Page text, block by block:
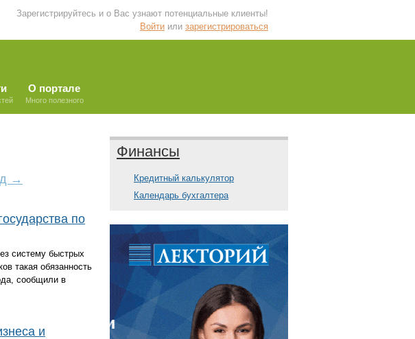
Зарегистрируйтесь и о Вас узнают потенциальные клиенты!
Войти или зарегистрироваться
О портале
Много полезного
→
по
систему быстрых
такая обязанность
сообщили в
и
Финансы
Кредитный калькулятор
Календарь бухгалтера